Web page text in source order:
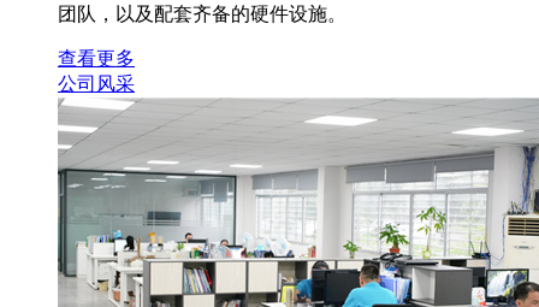
团队，以及配套齐备的硬件设施。
查看更多
公司风采